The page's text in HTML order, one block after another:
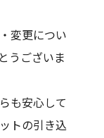
変更につい
うございま
も安心して
トの引き込